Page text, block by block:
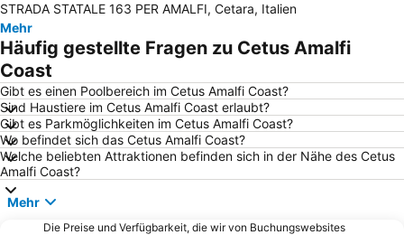
Nocelle
Lungomare Caracciolo
Piazza del Plebiscito
Spanisches Viertel
Hafen von Sorrent
Porto
Spaccanapoli
Via Toledo
Barra
Herculaneum
Fuorigrotta
Altstadt von Positano
Marina Grande
Santa Maria di Castellabate
Salerno Harbour
STRADA STATALE 163 PER AMALFI, Cetara, Italien
Mehr
Häufig gestellte Fragen zu Cetus Amalfi
Coast
Gibt es einen Poolbereich im Cetus Amalfi Coast?
Sind Haustiere im Cetus Amalfi Coast erlaubt?
Gibt es Parkmöglichkeiten im Cetus Amalfi Coast?
Wo befindet sich das Cetus Amalfi Coast?
Welche beliebten Attraktionen befinden sich in der Nähe des Cetus
Amalfi Coast?
Mehr
Die Preise und Verfügbarkeit, die wir von Buchungswebsites